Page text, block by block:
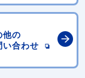
他の
い合わせ